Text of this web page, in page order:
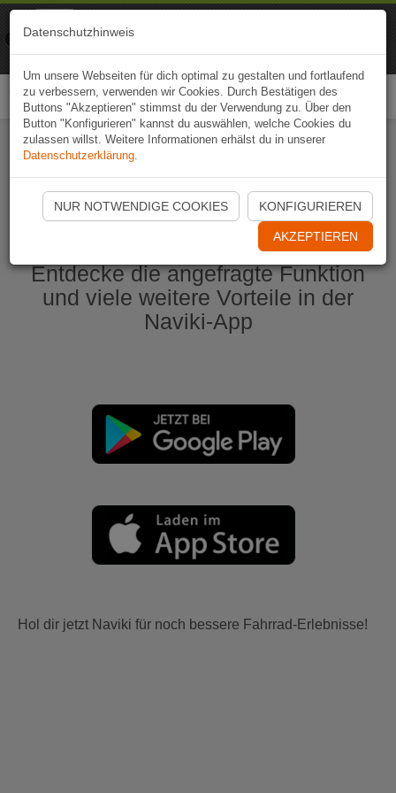
Naviki App jetzt öffnen
Entdecke die angefragte Funktion
und viele weitere Vorteile in der
Naviki-App
Hol dir jetzt Naviki für noch bessere Fahrrad-Erlebnisse!
Datenschutzhinweis
Um unsere Webseiten für dich optimal zu gestalten und fortlaufend
zu verbessern, verwenden wir Cookies. Durch Bestätigen des
Buttons "Akzeptieren" stimmst du der Verwendung zu. Über den
Button "Konfigurieren" kannst du auswählen, welche Cookies du
zulassen willst. Weitere Informationen erhälst du in unserer
Datenschutzerklärung.
NUR NOTWENDIGE COOKIES KONFIGURIEREN
AKZEPTIEREN
Naviki